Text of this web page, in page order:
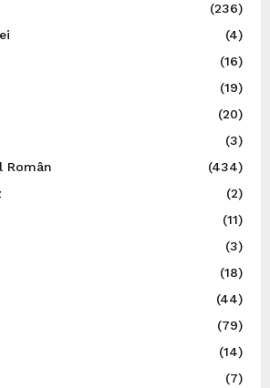
(236)
(4)
(16)
(19)
(20)
(3)
Român
(434)
(2)
(11)
(3)
(18)
(44)
(79)
(14)
(7)